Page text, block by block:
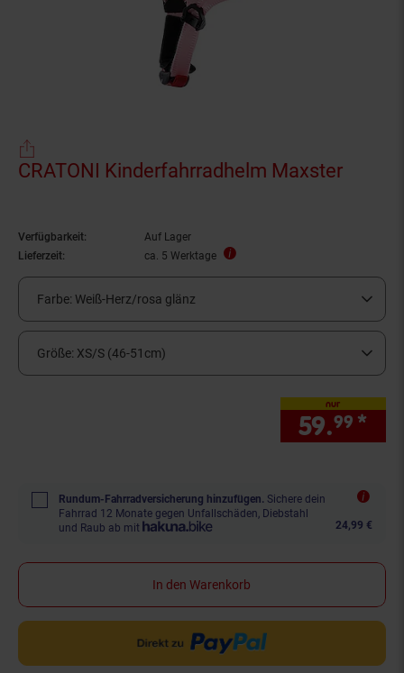
CRATONI Kinderfahrradhelm Maxster
Verfügbarkeit:
Auf Lager
Lieferzeit:
ca. 5 Werktage
Farbe: Weiß-Herz/rosa glänz
Größe: XS/S (46-51cm)
nur
59.99 *
Rundum-Fahrradversicherung hinzufügen. Sichere dein
Fahrrad 12 Monate gegen Unfallschäden, Diebstahl
und Raub ab mit
24,99 €
In den Warenkorb